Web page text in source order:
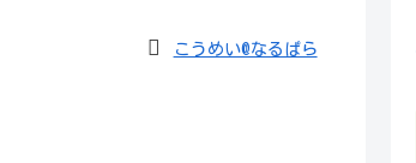
こうめい@なるぱら